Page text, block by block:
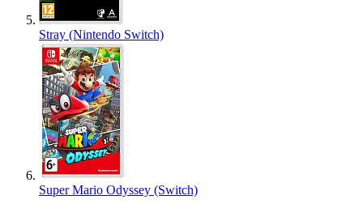
Stray (Nintendo Switch)
Super Mario Odyssey (Switch)